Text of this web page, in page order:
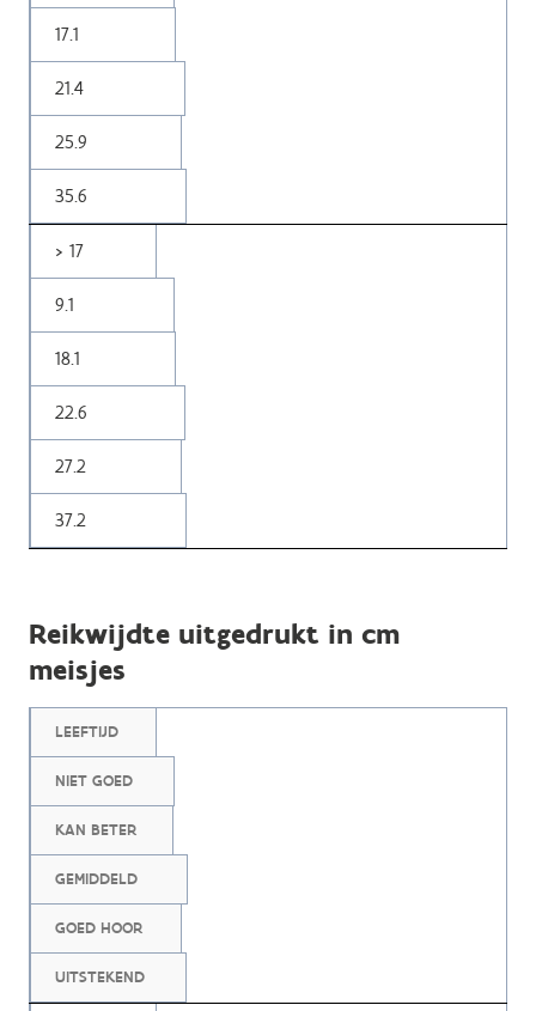
17.1
21.4
25.9
35.6
> 17
9.1
18.1
22.6
27.2
37.2
Reikwijdte uitgedrukt in cm
meisjes
LEEFTIJD
NIET GOED
KAN BETER
GEMIDDELD
GOED HOOR
UITSTEKEND